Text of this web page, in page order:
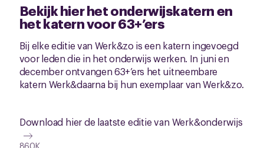
Bekijk hier het onderwijskatern en
het katern voor 63+’ers
Bij elke editie van Werk&zo is een katern ingevoegd
voor leden die in het onderwijs werken. In juni en
december ontvangen 63+’ers het uitneembare
katern Werk&daarna bij hun exemplaar van Werk&zo.
Download hier de laatste editie van Werk&onderwijs
860K